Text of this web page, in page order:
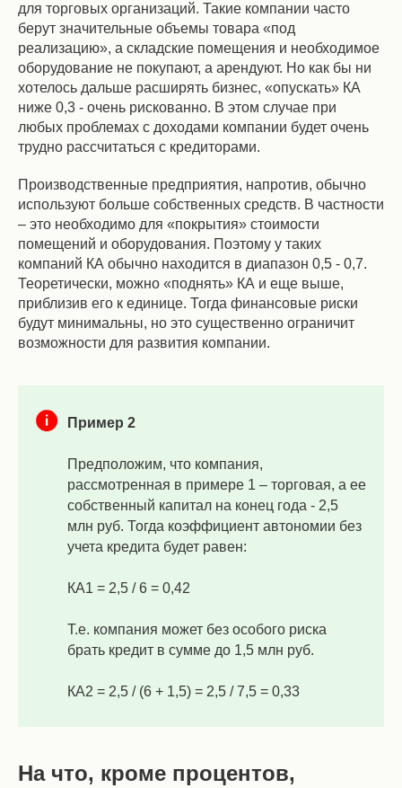
для торговых организаций. Такие компании часто
берут значительные объемы товара «под
реализацию», а складские помещения и необходимое
оборудование не покупают, а арендуют. Но как бы ни
хотелось дальше расширять бизнес, «опускать» КА
ниже 0,3 - очень рискованно. В этом случае при
любых проблемах с доходами компании будет очень
трудно рассчитаться с кредиторами.
Производственные предприятия, напротив, обычно
используют больше собственных средств. В частности
– это необходимо для «покрытия» стоимости
помещений и оборудования. Поэтому у таких
компаний КА обычно находится в диапазон 0,5 - 0,7.
Теоретически, можно «поднять» КА и еще выше,
приблизив его к единице. Тогда финансовые риски
будут минимальны, но это существенно ограничит
возможности для развития компании.
Пример 2
Предположим, что компания,
рассмотренная в примере 1 – торговая, а ее
собственный капитал на конец года - 2,5
млн руб. Тогда коэффициент автономии без
учета кредита будет равен:
КА1 = 2,5 / 6 = 0,42
Т.е. компания может без особого риска
брать кредит в сумме до 1,5 млн руб.
КА2 = 2,5 / (6 + 1,5) = 2,5 / 7,5 = 0,33
На что, кроме процентов,